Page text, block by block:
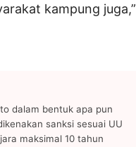
kampung juga,”
dalam bentuk apa pun
sanksi sesuai UU
maksimal 10 tahun